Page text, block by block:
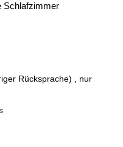
Schlafzimmer
Rücksprache) , nur